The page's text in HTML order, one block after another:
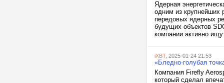
Ядерная
одним из крупнейших
передовых ядерных
будущих объектов
компании активно
iXBT, 2025-01-24 21:53
«Бледно-голубая
Компания Firefly
который сделал